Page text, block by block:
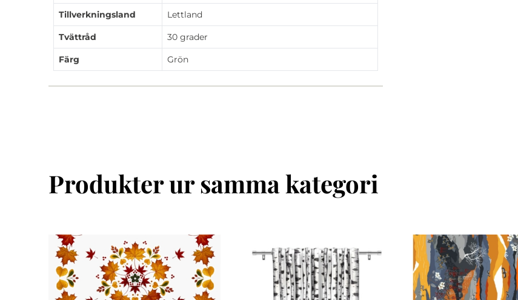
Tillverkningsland Lettland
Tvättråd 30 grader
Färg Grön
Produkter ur samma kategori